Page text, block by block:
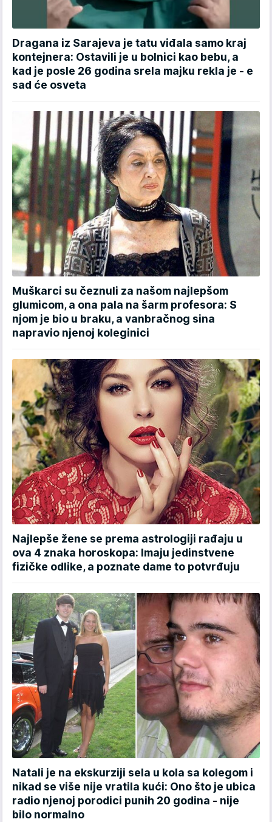
Dragana iz Sarajeva je tatu viđala samo kraj
kontejnera: Ostavili je u bolnici kao bebu, a
kad je posle 26 godina srela majku rekla je - e
sad će osveta
Muškarci su čeznuli za našom najlepšom
glumicom, a ona pala na šarm profesora: S
njom je bio u braku, a vanbračnog sina
napravio njenoj koleginici
Najlepše žene se prema astrologiji rađaju u
ova 4 znaka horoskopa: Imaju jedinstvene
fizičke odlike, a poznate dame to potvrđuju
Natali je na ekskurziji sela u kola sa kolegom i
nikad se više nije vratila kući: Ono što je ubica
radio njenoj porodici punih 20 godina - nije
bilo normalno